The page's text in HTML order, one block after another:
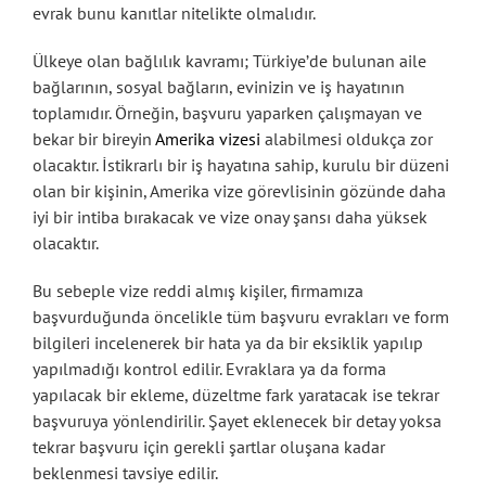
evrak bunu kanıtlar nitelikte olmalıdır.
Ülkeye olan bağlılık kavramı; Türkiye’de bulunan aile
bağlarının, sosyal bağların, evinizin ve iş hayatının
toplamıdır. Örneğin, başvuru yaparken çalışmayan ve
bekar bir bireyin Amerika vizesi alabilmesi oldukça zor
olacaktır. İstikrarlı bir iş hayatına sahip, kurulu bir düzeni
olan bir kişinin, Amerika vize görevlisinin gözünde daha
iyi bir intiba bırakacak ve vize onay şansı daha yüksek
olacaktır.
Bu sebeple vize reddi almış kişiler, firmamıza
başvurduğunda öncelikle tüm başvuru evrakları ve form
bilgileri incelenerek bir hata ya da bir eksiklik yapılıp
yapılmadığı kontrol edilir. Evraklara ya da forma
yapılacak bir ekleme, düzeltme fark yaratacak ise tekrar
başvuruya yönlendirilir. Şayet eklenecek bir detay yoksa
tekrar başvuru için gerekli şartlar oluşana kadar
beklenmesi tavsiye edilir.